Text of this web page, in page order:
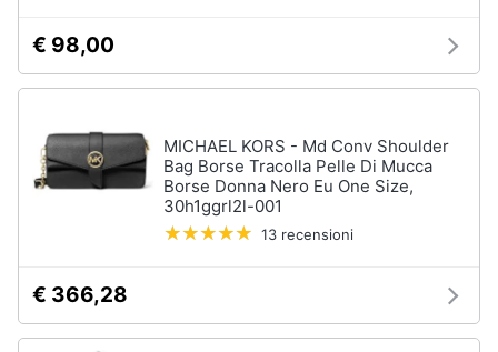
€ 98,00
MICHAEL KORS - Md Conv Shoulder
Bag Borse Tracolla Pelle Di Mucca
Borse Donna Nero Eu One Size,
30h1ggrl2l-001
13 recensioni
€ 366,28